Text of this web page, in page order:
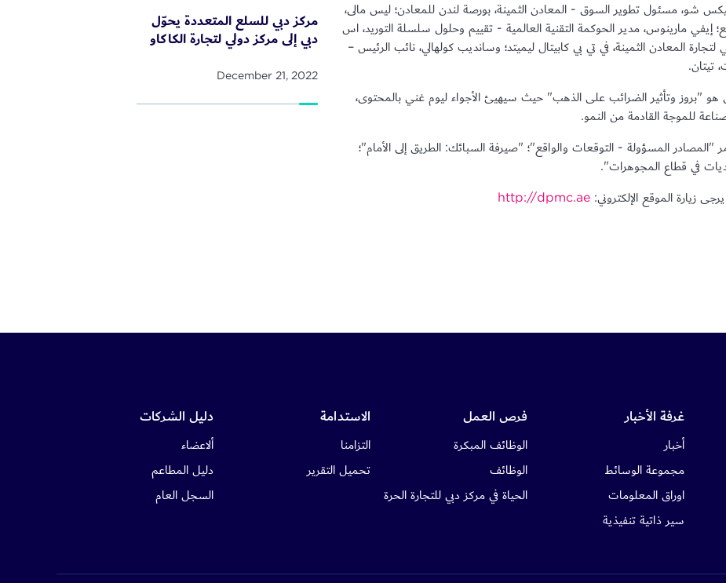
شو، مسئول تطوير السوق - المعادن الثمينة، بورصة لندن للمعادن؛ ليس مالى،
إيفي مارينوس، مدير الحوكمة التقنية العالمية - تقييم وحلول سلسلة التوريد، اس
المعادن الثمينة، في تي بي كابيتال ليميتد؛ وسانديب كولهالي، نائب الرئيس –
تيتان.
"بروز وتأثير الضرائب على الذهب" حيث سيهيئ الأجواء ليوم غني بالمحتوى،
للموجة القادمة من النمو.
المسؤولة - التوقعات والواقع"؛ "صيرفة السبائك: الطريق إلى الأمام"؛
في قطاع المجوهرات".
زيارة الموقع الإلكتروني: http://dpmc.ae
مركز دبي للسلع المتعددة يحوّل
دبي إلى مركز دولي لتجارة الكاكاو
December 21, 2022
غرفة الأخبار
أخبار
مجموعة الوسائط
اوراق المعلومات
سير ذاتية تنفيذية
فرص العمل
الوظائف المبكرة
الوظائف
الحياة في مركز دبي للتجارة الحرة
الاستدامة
التزامنا
تحميل التقرير
دليل الشركات
ألاعضاء
دليل المطاعم
السجل العام